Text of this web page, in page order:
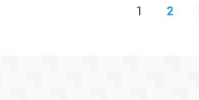
1 2